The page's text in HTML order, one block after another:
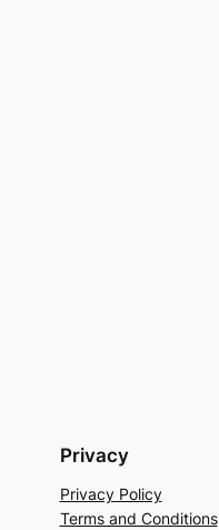
Privacy
Privacy Policy
Terms and Conditions